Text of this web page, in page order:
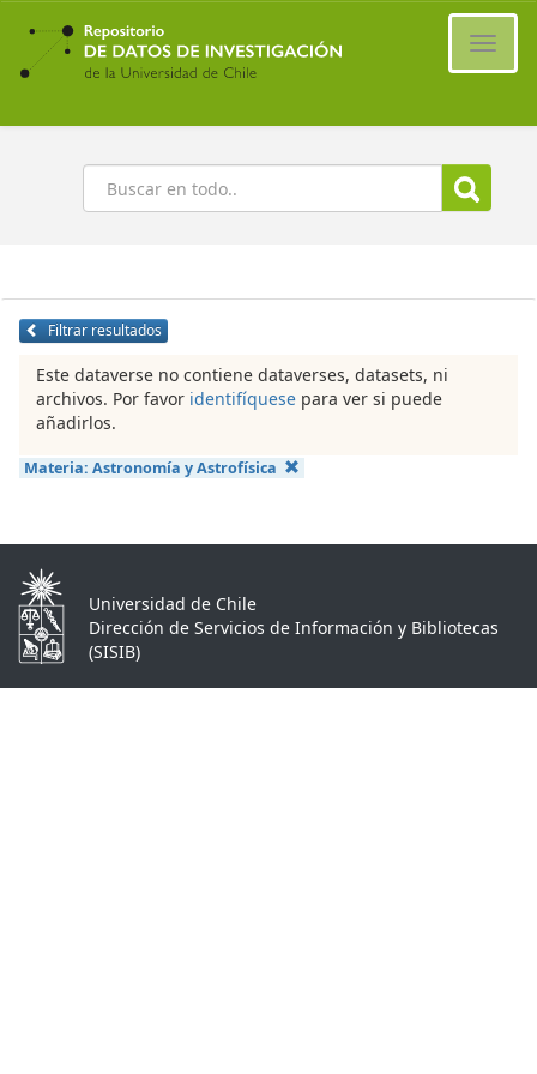
Ir
contenido
principal
Buscar
Filtrar resultados
Este dataverse no contiene dataverses, datasets, ni
archivos. Por favor identifíquese para ver si puede
añadirlos.
Materia: Astronomía y Astrofísica
Universidad de Chile
Dirección de Servicios de Información y Bibliotecas
(SISIB)